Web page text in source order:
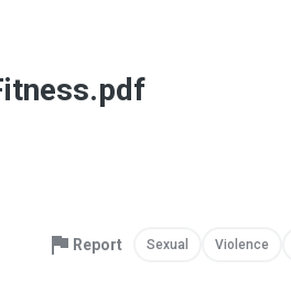
Report Sexual Violence